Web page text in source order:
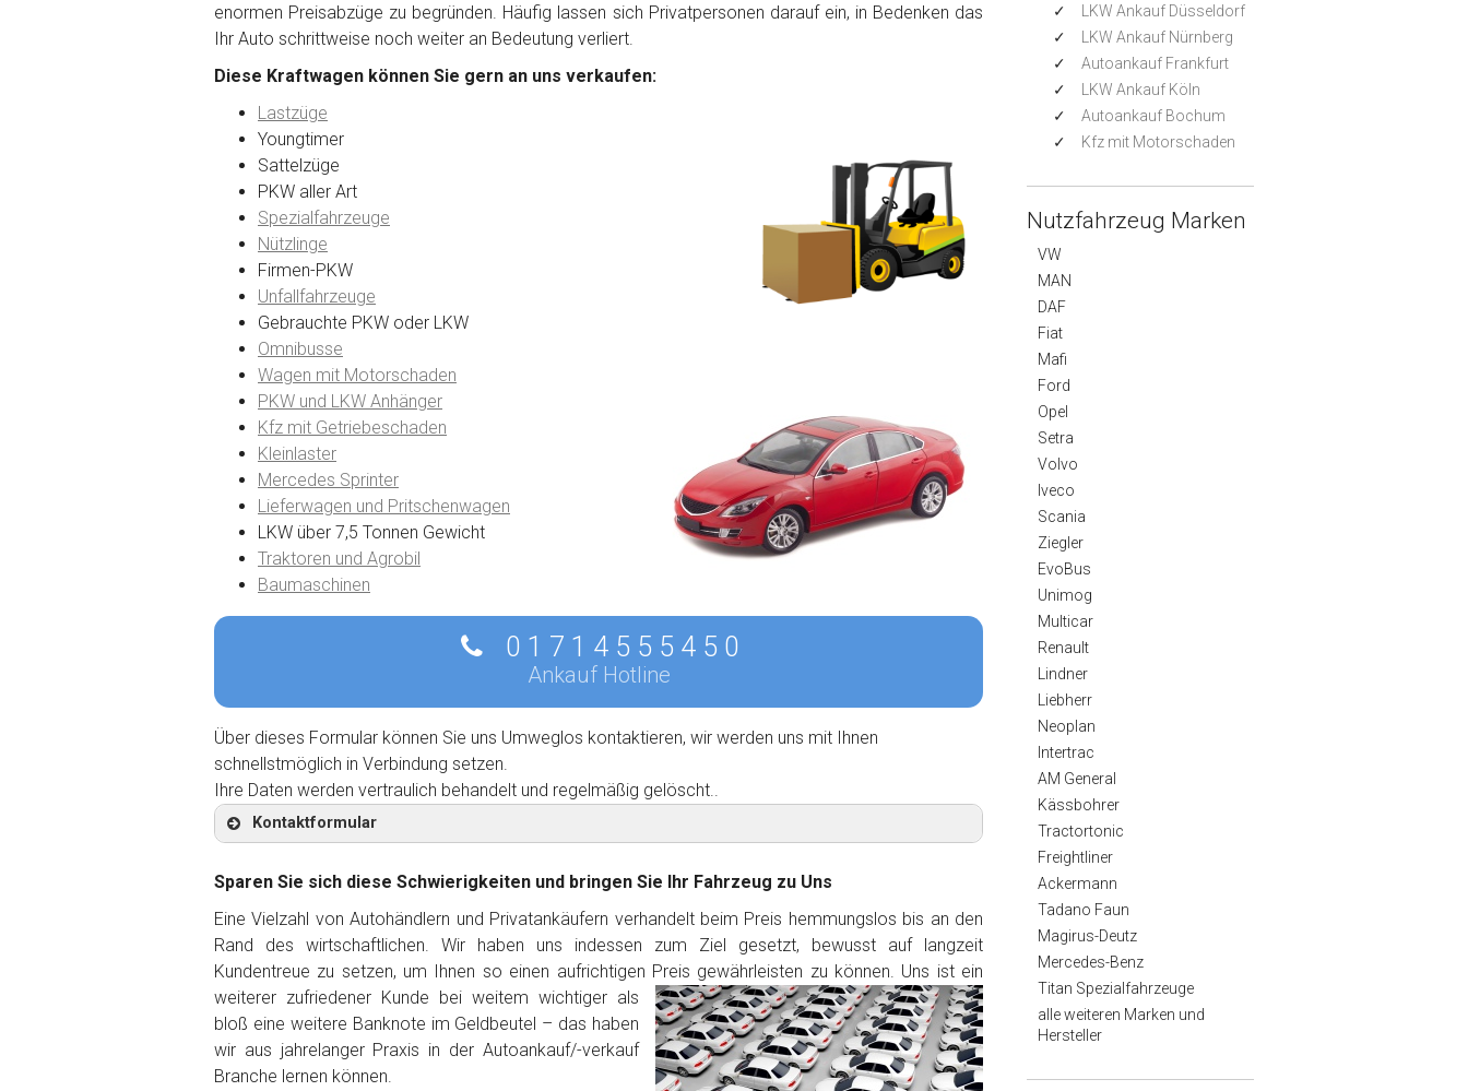
enormen Preisabzüge zu begründen. Häufig lassen sich Privatpersonen darauf ein, in Bedenken das
Ihr Auto schrittweise noch weiter an Bedeutung verliert.
Diese Kraftwagen können Sie gern an uns verkaufen:
Lastzüge
Youngtimer
Sattelzüge
PKW aller Art
Spezialfahrzeuge
Nützlinge
Firmen-PKW
Unfallfahrzeuge
Gebrauchte PKW oder LKW
Omnibusse
Wagen mit Motorschaden
PKW und LKW Anhänger
Kfz mit Getriebeschaden
Kleinlaster
Mercedes Sprinter
Lieferwagen und Pritschenwagen
LKW über 7,5 Tonnen Gewicht
Traktoren und Agrobil
Baumaschinen
0 1 7 1 4 5 5 5 4 5 0
Ankauf Hotline
Über dieses Formular können Sie uns Umweglos kontaktieren, wir werden uns mit Ihnen
schnellstmöglich in Verbindung setzen.
Ihre Daten werden vertraulich behandelt und regelmäßig gelöscht..
Kontaktformular
Kontaktformular
Marke*
Model*
Sparen Sie sich diese Schwierigkeiten und bringen Sie Ihr Fahrzeug zu Uns
Eine Vielzahl von Autohändlern und Privatankäufern verhandelt beim Preis hemmungslos bis an den
Rand des wirtschaftlichen. Wir haben uns indessen zum Ziel gesetzt, bewusst auf langzeit
Kundentreue zu setzen, um Ihnen so einen aufrichtigen Preis gewährleisten zu können. Uns ist ein
weiterer zufriedener Kunde
bei weitem wichtiger als
bloß eine weitere Banknote im Geldbeutel – das haben
wir aus jahrelanger Praxis in der Autoankauf/-verkauf
Branche lernen können.
LKW Ankauf Düsseldorf
LKW Ankauf Nürnberg
Autoankauf Frankfurt
LKW Ankauf Köln
Autoankauf Bochum
Kfz mit Motorschaden
Nutzfahrzeug Marken
VW
MAN
DAF
Fiat
Mafi
Ford
Opel
Setra
Volvo
Iveco
Scania
Ziegler
EvoBus
Unimog
Multicar
Renault
Lindner
Liebherr
Neoplan
Intertrac
AM General
Kässbohrer
Tractortonic
Freightliner
Ackermann
Tadano Faun
Magirus-Deutz
Mercedes-Benz
Titan Spezialfahrzeuge
alle weiteren Marken und
Hersteller